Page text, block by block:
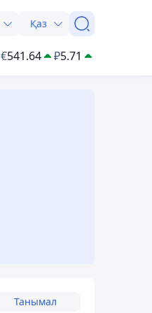
Қаз
€541.64 ₽5.71
Танымал